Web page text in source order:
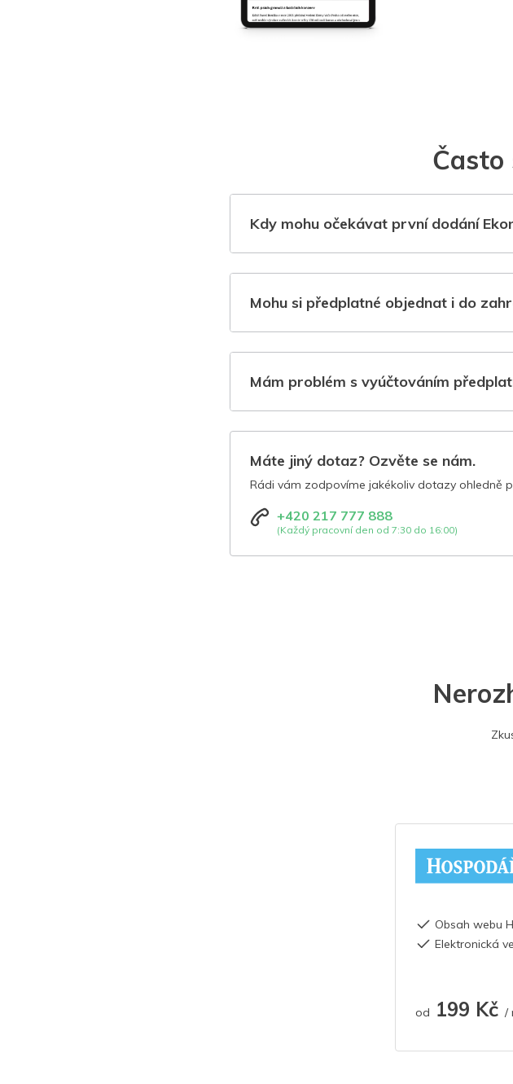
Často
Kdy mohu očekávat první dodání
Mohu si předplatné objednat i do
Mám problém s vyúčtováním
Máte jiný dotaz? Ozvěte se nám.
Rádi vám zodpovíme jakékoliv dotazy ohledně
+420 217 777 888
(Každý pracovní den od 7:30 do 16:00)
Obsah webu
Elektronická
od 199 Kč /